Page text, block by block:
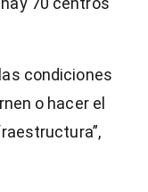
condiciones
o hacer el